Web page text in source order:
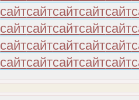
сайтсайтсайтсайтсайт
сайтсайтсайтсайтсайт
сайтсайтсайтсайтсайт
сайтсайтсайтсайтсайт